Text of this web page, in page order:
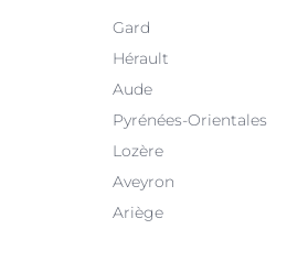
Gard
Hérault
Aude
Pyrénées-Orientales
Lozère
Aveyron
Ariège